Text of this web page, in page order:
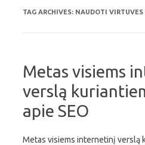
TAG ARCHIVES: NAUDOTI VIRTUVES
Metas visiems
verslą
apie SEO
Metas visiems internetinį verslą